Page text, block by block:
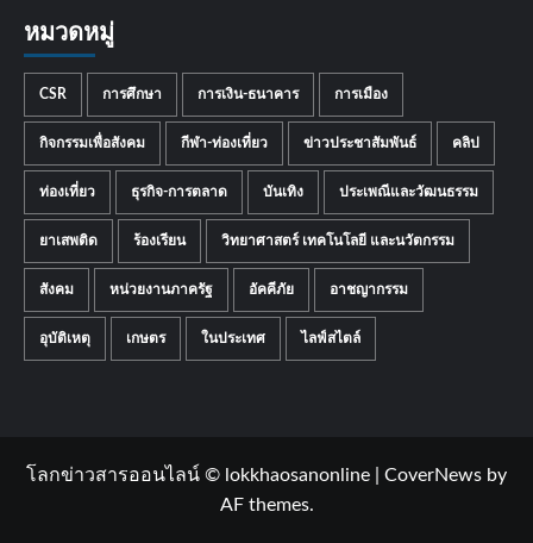
หมวดหมู่
CSR การศึกษา การเงิน-ธนาคาร การเมือง
กิจกรรมเพื่อสังคม กีฬา-ท่องเที่ยว ข่าวประชาสัมพันธ์ คลิป
ท่องเที่ยว ธุรกิจ-การตลาด บันเทิง ประเพณีและวัฒนธรรม
ยาเสพติด ร้องเรียน วิทยาศาสตร์ เทคโนโลยี และนวัตกรรม
สังคม หน่วยงานภาครัฐ อัคคีภัย อาชญากรรม
อุบัติเหตุ เกษตร ในประเทศ ไลฟ์สไตล์
โลกข่าวสารออนไลน์ © lokkhaosanonline CoverNews by
AF themes.